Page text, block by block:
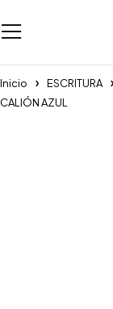
Inicio ESCRITURA
CALIÓN AZUL